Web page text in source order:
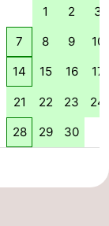
1 2 3
7 8 9 10
14 15 16 17
21 22 23 24
28 29 30